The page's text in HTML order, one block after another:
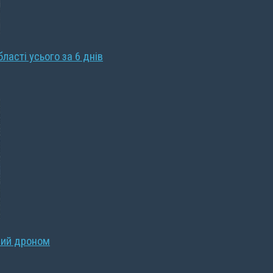
усього за 6 днів
дроном